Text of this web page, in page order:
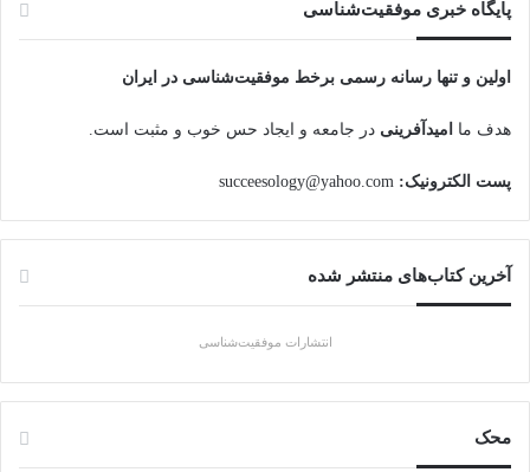
پایگاه‌ خبری موفقیت‌شناسی
اولین و تنها رسانه رسمی برخط موفقیت‌شناسی در ایران
هدف ما امیدآفرینی در جامعه و ایجاد حس خوب و مثبت است.
پست الکترونیک:
آخرین کتاب‌های منتشر شده
انتشارات موفقیت‌شناسی
محک